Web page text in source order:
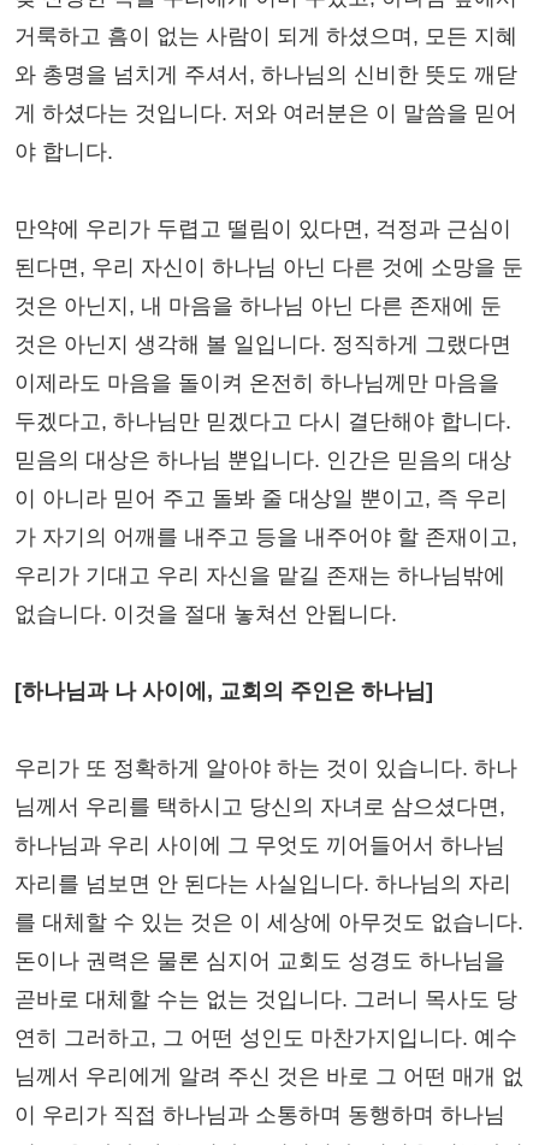
거룩하고 흠이 없는 사람이 되게 하셨으며, 모든 지혜
와 총명을 넘치게 주셔서, 하나님의 신비한 뜻도 깨닫
게 하셨다는 것입니다. 저와 여러분은 이 말씀을 믿어
야 합니다.
만약에 우리가 두렵고 떨림이 있다면, 걱정과 근심이
된다면, 우리 자신이 하나님 아닌 다른 것에 소망을 둔
것은 아닌지, 내 마음을 하나님 아닌 다른 존재에 둔
것은 아닌지 생각해 볼 일입니다. 정직하게 그랬다면
이제라도 마음을 돌이켜 온전히 하나님께만 마음을
두겠다고, 하나님만 믿겠다고 다시 결단해야 합니다.
믿음의 대상은 하나님 뿐입니다. 인간은 믿음의 대상
이 아니라 믿어 주고 돌봐 줄 대상일 뿐이고, 즉 우리
가 자기의 어깨를 내주고 등을 내주어야 할 존재이고,
우리가 기대고 우리 자신을 맡길 존재는 하나님밖에
없습니다. 이것을 절대 놓쳐선 안됩니다.
[하나님과 나 사이에, 교회의 주인은 하나님]
우리가 또 정확하게 알아야 하는 것이 있습니다. 하나
님께서 우리를 택하시고 당신의 자녀로 삼으셨다면,
하나님과 우리 사이에 그 무엇도 끼어들어서 하나님
자리를 넘보면 안 된다는 사실입니다. 하나님의 자리
를 대체할 수 있는 것은 이 세상에 아무것도 없습니다.
돈이나 권력은 물론 심지어 교회도 성경도 하나님을
곧바로 대체할 수는 없는 것입니다. 그러니 목사도 당
연히 그러하고, 그 어떤 성인도 마찬가지입니다. 예수
님께서 우리에게 알려 주신 것은 바로 그 어떤 매개 없
이 우리가 직접 하나님과 소통하며 동행하며 하나님